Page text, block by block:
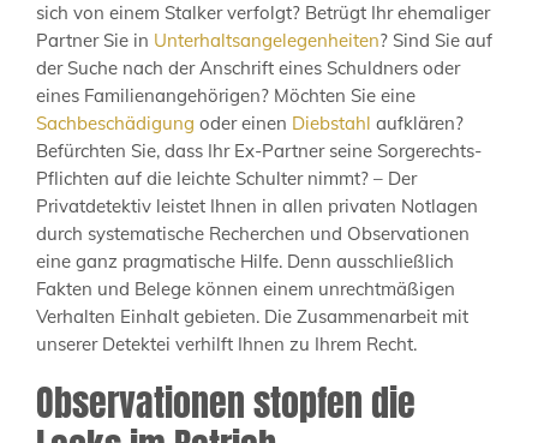
sich von einem Stalker verfolgt? Betrügt Ihr ehemaliger
Partner Sie in Unterhaltsangelegenheiten? Sind Sie auf
der Suche nach der Anschrift eines Schuldners oder
eines Familienangehörigen? Möchten Sie eine
Sachbeschädigung oder einen Diebstahl aufklären?
Befürchten Sie, dass Ihr Ex-Partner seine Sorgerechts-
Pflichten auf die leichte Schulter nimmt? – Der
Privatdetektiv leistet Ihnen in allen privaten Notlagen
durch systematische Recherchen und Observationen
eine ganz pragmatische Hilfe. Denn ausschließlich
Fakten und Belege können einem unrechtmäßigen
Verhalten Einhalt gebieten. Die Zusammenarbeit mit
unserer Detektei verhilft Ihnen zu Ihrem Recht.
Observationen stopfen die